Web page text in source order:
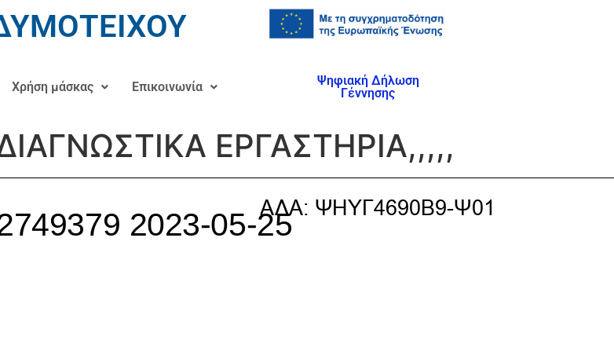
Χρήση μάσκας Επικοινωνία
Ψηφιακή Δήλωση
Γέννησης
ΕΡΓΑΣΤΗΡΙΑ,,,,,